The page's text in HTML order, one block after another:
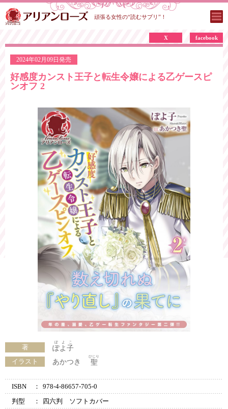
頑張る女性の“読むサプリ”！
2024年02月09日発売
X facebook
好感度カンスト王子と転生令嬢による乙ゲースピ
ンオフ 2
著 ぽよ子
ぽよこ
イラスト あかつき 聖
ひじり
ISBN ：
978-4-86657-705-0
判型
：
四六判 ソフトカバー